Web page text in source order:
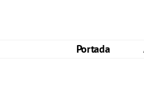
Portada